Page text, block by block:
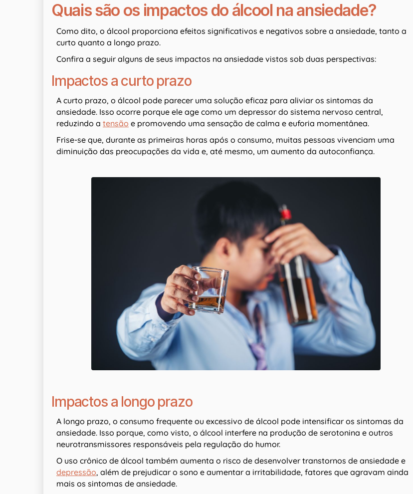
Quais são os impactos do álcool na ansiedade?
Como dito, o álcool proporciona efeitos significativos e negativos sobre a ansiedade, tanto a
curto quanto a longo prazo.
Confira a seguir alguns de seus impactos na ansiedade vistos sob duas perspectivas:
Impactos a curto prazo
A curto prazo, o álcool pode parecer uma solução eficaz para aliviar os sintomas da
ansiedade. Isso ocorre porque ele age como um depressor do sistema nervoso central,
reduzindo a tensão e promovendo uma sensação de calma e euforia momentânea.
Frise-se que, durante as primeiras horas após o consumo, muitas pessoas vivenciam uma
diminuição das preocupações da vida e, até mesmo, um aumento da autoconfiança.
Impactos a longo prazo
A longo prazo, o consumo frequente ou excessivo de álcool pode intensificar os sintomas da
ansiedade. Isso porque, como visto, o álcool interfere na produção de serotonina e outros
neurotransmissores responsáveis pela regulação do humor.
O uso crônico de álcool também aumenta o risco de desenvolver transtornos de ansiedade e
depressão, além de prejudicar o sono e aumentar a irritabilidade, fatores que agravam ainda
mais os sintomas de ansiedade.